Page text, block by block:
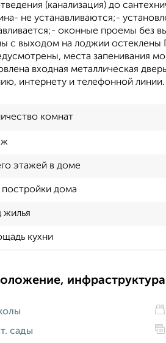
(канализация) до
не устанавливаются;-
оконные проемы без
с выходом на лоджии остеклены
места запенивания
входная металлическая
интернету и телефонной линии.
комнат
этажей в доме
постройки дома
жилья
кухни
сады